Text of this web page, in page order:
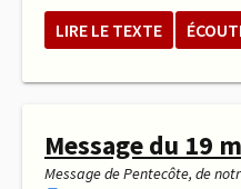
LIRE LE TEXTE
Message du 19
Message de Pentecôte, de